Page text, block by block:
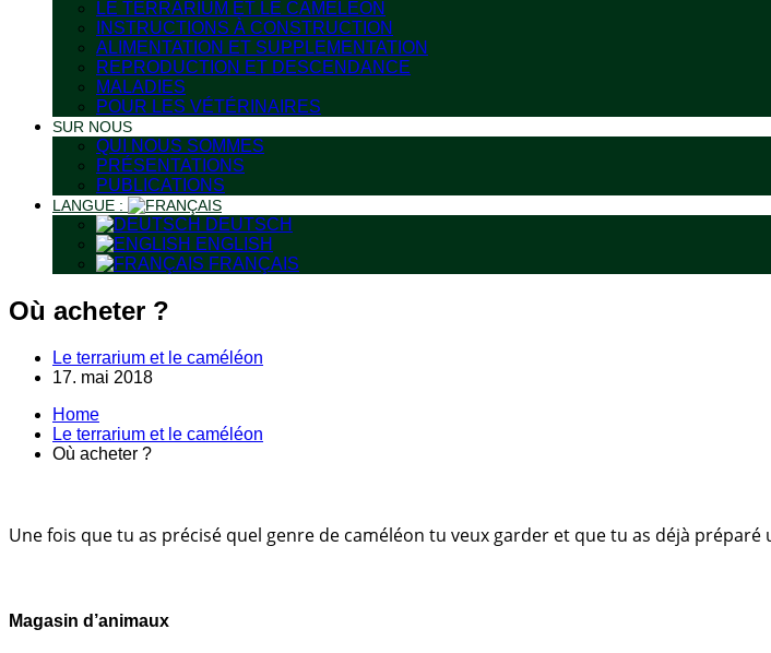
LE TERRARIUM ET LE CAMÉLÉON
INSTRUCTIONS À CONSTRUCTION
ALIMENTATION ET SUPPLEMENTATION
REPRODUCTION ET DESCENDANCE
MALADIES
POUR LES VÉTÉRINAIRES
SUR NOUS
QUI NOUS SOMMES
PRÉSENTATIONS
PUBLICATIONS
LANGUE :
DEUTSCH
ENGLISH
FRANÇAIS
Où acheter ?
Le terrarium et le caméléon
17. mai 2018
Home
Le terrarium et le caméléon
Où acheter ?
Une fois que tu as précisé quel genre de caméléon tu veux garder et que tu as déjà
Magasin d’animaux